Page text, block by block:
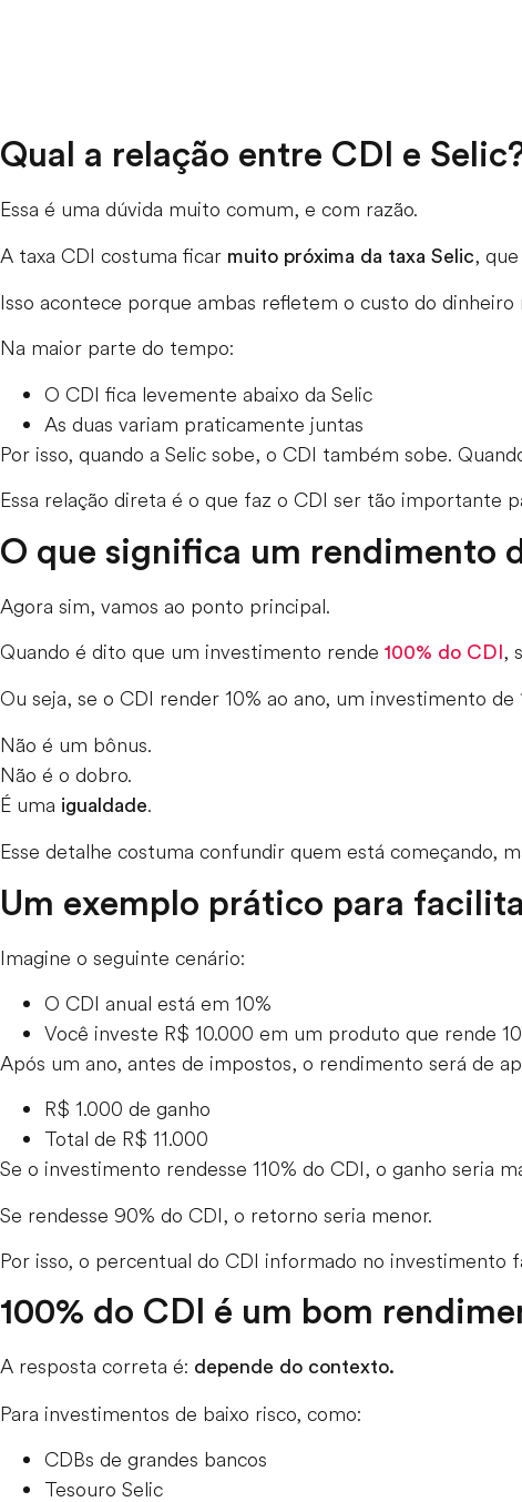
Qual a relação entre CDI e
Essa é uma dúvida muito comum, e com razão.
A taxa CDI costuma ficar muito próxima da taxa Selic,
Isso acontece porque ambas refletem o custo do dinheiro
Na maior parte do tempo:
O CDI fica levemente abaixo da Selic
As duas variam praticamente juntas
Por isso, quando a Selic sobe, o CDI também sobe.
Essa relação direta é o que faz o CDI ser tão importante
O que significa um rendimento
Agora sim, vamos ao ponto principal.
Quando é dito que um investimento rende 100% do CDI ,
Ou seja, se o CDI render 10% ao ano, um investimento
Não é um bônus.
Não é o dobro.
É uma igualdade.
Esse detalhe costuma confundir quem está começando,
Um exemplo prático para
Imagine o seguinte cenário:
O CDI anual está em 10%
Você investe R$ 10.000 em um produto que rende
Após um ano, antes de impostos, o rendimento será de
R$ 1.000 de ganho
Total de R$ 11.000
Se o investimento rendesse 110% do CDI, o ganho seria
Se rendesse 90% do CDI, o retorno seria menor.
Por isso, o percentual do CDI informado no investimento
100% do CDI é um bom
A resposta correta é: depende do contexto.
Para investimentos de baixo risco, como:
CDBs de grandes bancos
Tesouro Selic